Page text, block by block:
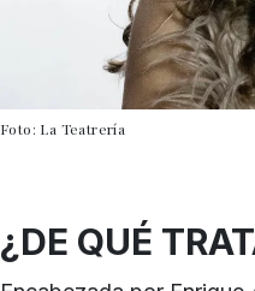
Foto: La Teatrería
¿DE QUÉ